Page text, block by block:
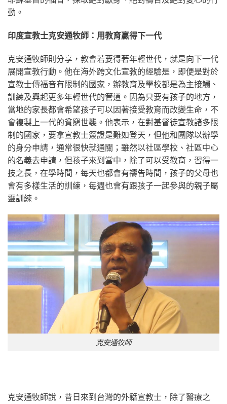
動。
印度宣教士克安通牧師：用教育贏得下一代
克安通牧師則分享，教會若要得著年輕世代，就是向下一代
展開宣教行動。他在海外跨文化宣教的經驗是，即便是對於
宣教士傳福音有限制的國家，辦教育及學校都是為主接觸、
訓練及興起更多年輕世代的管道。因為只要有孩子的地方，
當地的家長都會希望孩子可以因著接受教育而改變生命，不
會複製上一代的貧窮世襲。他表示，在對基督徒宣教諸多限
制的國家，要拿宣教士簽證是難如登天，但他和團隊以辦學
的身分申請，通常很快就通關；雖然以社區學校、社區中心
的名義去申請，但孩子來到當中，除了可以受教育，習得一
技之長，在學時間，每天也都會有禱告時間，孩子的父母也
會有多樣生活的訓練，每週也會有跟孩子一起參與的親子屬
靈訓練。
克安通牧師
克安通牧師說，昔日來到台灣的外籍宣教士，除了醫療之